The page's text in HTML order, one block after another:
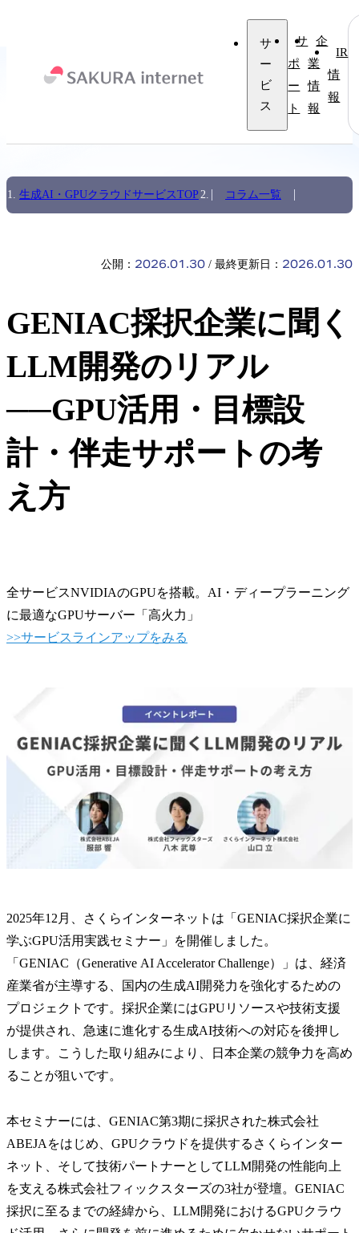
サ
ー
ビ
ス
サ
ポ
ー
ト
企
業
情
報
IR
情
報
生成AI・GPUクラウドサービスTOP コラム一覧
公開： 2026.01.30 最終更新日： 2026.01.30
GENIAC採択企業に聞く
LLM開発のリアル
──GPU活用・目標設
計・伴走サポートの考
え方
全サービスNVIDIAのGPUを搭載。AI・ディープラーニング
に最適なGPUサーバー「高火力」
>>サービスラインアップをみる
2025年12月、さくらインターネットは「GENIAC採択企業に
学ぶGPU活用実践セミナー」を開催しました。
「GENIAC（Generative AI Accelerator Challenge）」は、経済
産業省が主導する、国内の生成AI開発力を強化するための
プロジェクトです。採択企業にはGPUリソースや技術支援
が提供され、急速に進化する生成AI技術への対応を後押し
します。こうした取り組みにより、日本企業の競争力を高め
ることが狙いです。
本セミナーには、GENIAC第3期に採択された株式会社
ABEJAをはじめ、GPUクラウドを提供するさくらインター
ネット、そして技術パートナーとしてLLM開発の性能向上
を支える株式会社フィックスターズの3社が登壇。GENIAC
採択に至るまでの経緯から、LLM開発におけるGPUクラウ